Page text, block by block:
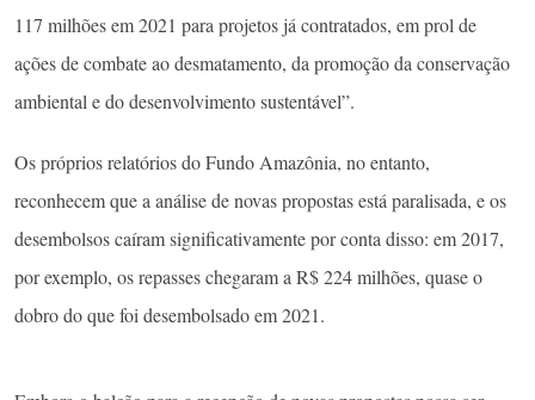
117 milhões em 2021 para projetos já contratados, em prol de
ações de combate ao desmatamento, da promoção da conservação
ambiental e do desenvolvimento sustentável”.
Os próprios relatórios do Fundo Amazônia, no entanto,
reconhecem que a análise de novas propostas está paralisada, e os
desembolsos caíram significativamente por conta disso: em 2017,
por exemplo, os repasses chegaram a R$ 224 milhões, quase o
dobro do que foi desembolsado em 2021.